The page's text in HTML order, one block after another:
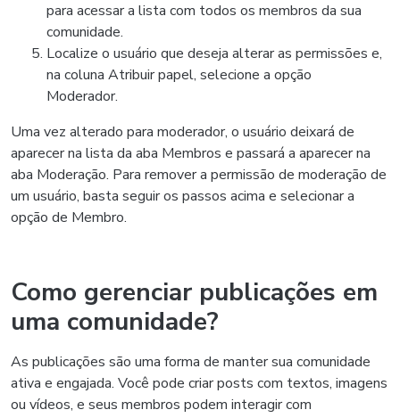
para acessar a lista com todos os membros da sua
comunidade.
Localize o usuário que deseja alterar as permissões e,
na coluna Atribuir papel, selecione a opção
Moderador.
Uma vez alterado para moderador, o usuário deixará de
aparecer na lista da aba Membros e passará a aparecer na
aba Moderação. Para remover a permissão de moderação de
um usuário, basta seguir os passos acima e selecionar a
opção de Membro.
Como gerenciar publicações em
uma comunidade?
As publicações são uma forma de manter sua comunidade
ativa e engajada. Você pode criar posts com textos, imagens
ou vídeos, e seus membros podem interagir com